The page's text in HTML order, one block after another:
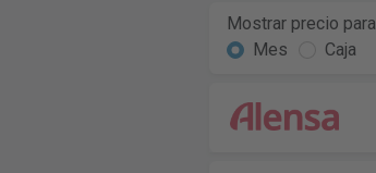
Mostrar precio para
Mes
Caja